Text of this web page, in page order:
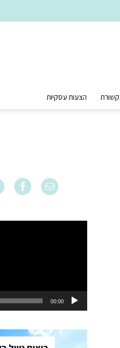
הצעות עסקיות
00:00